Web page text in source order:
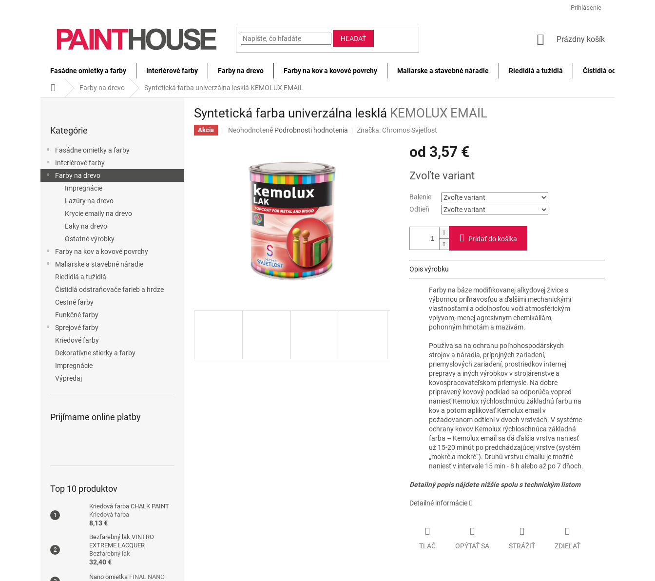
Prihlásenie
HĽADAŤ
NÁKUPNÝ
Prázdny košík
Fasádne omietky a farby Interiérové farby Farby na drevo Farby na kov a kovové povrchy Maliarske a stavebné náradie Riedidlá a tužidlá Čistidlá odstraňovače
DomovFarby na drevo Syntetická farba univerzálna lesklá KEMOLUX EMAIL
a
kategórie
Kategórie
Fasádne omietky a farby
Interiérové farby
Farby na drevo
Impregnácie
Lazúry na drevo
Krycie emaily na drevo
Laky na drevo
Ostatné výrobky
Farby na kov a kovové povrchy
Maliarske a stavebné náradie
Riedidlá a tužidlá
Čistidlá odstraňovače farieb a hrdze
Cestné farby
Funkčné farby
Sprejové farby
Kriedové farby
Dekoratívne stierky a farby
Impregnácie
Výpredaj
Prijímame online platby
Top 10 produktov
Kriedová farba CHALK PAINT
Kriedová farba
8,13 €
Bezfarebný lak VINTRO
EXTREME LACQUER
Bezfarebný lak
32,40 €
Nano omietka FINAL NANO
Syntetická farba univerzálna lesklá KEMOLUX EMAIL
Akcia
Priemerné
hviezdičiek.
Neohodnotené Podrobnosti hodnotenia Značka:Chromos Svjetlost
od 3,57 €
cena:
Zvoľte variant
Balenie
Odtieň
Pridať do košíka
Opis výrobku
Farby na báze modifikovanej alkydovej živice s
výbornou priľnavosťou a ďalšími mechanickými
vlastnosťami a odolnosťou voči atmosférickým
vplyvom, menej agresívnym chemikáliám,
pohonným hmotám a mazivám.
Používa sa na ochranu poľnohospodárskych
strojov a náradia, prípojných zariadení,
priemyslových zariadení, prostriedkov internej
prepravy a iných výrobkov v strojárenstve a
kovospracovateľskom priemysle. Na dobre
pripravený kovový podklad sa odporúča vopred
naniesť Kemolux rýchloschnúcu základnú farbu na
kov a potom aplikovať Kemolux email v
požadovanom odtieni v dvoch vrstvách. V systéme
ochrany kovov Kemolux rýchloschnúca základná
farba – Kemolux email sa dá ďalšia vrstva naniesť
už 15-20 minút po predchádzajúcej vrstve (systém
„mokré a mokré“). Druhú vrstvu emailu je možné
naniesť v intervale 15 min - 8 h alebo až po 7 dňoch.
Detailný popis nájdete nižšie spolu s technickým listom
Detailné informácie
TLAČ OPÝTAŤ SA STRÁŽIŤ ZDIEĽAŤ